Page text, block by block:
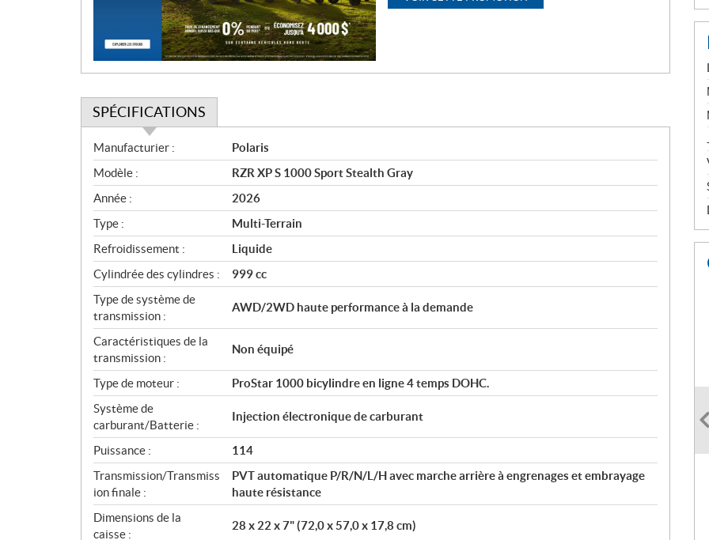
SPÉCIFICATIONS
S
p
é
c
i
f
i
c
a
t
i
o
n
s
Manufacturier :
Polaris
Modèle :
RZR XP S 1000 Sport Stealth Gray
Année :
2026
Type :
Multi-Terrain
Refroidissement :
Liquide
Cylindrée des cylindres :
999 cc
Type de système de
transmission :
AWD/2WD haute performance à la demande
Caractéristiques de la
transmission :
Non équipé
Type de moteur :
ProStar 1000 bicylindre en ligne 4 temps DOHC.
Système de
carburant/Batterie :
Injection électronique de carburant
Puissance :
114
Transmission/Transmiss
ion finale :
PVT automatique P/R/N/L/H avec marche arrière à engrenages et embrayage
haute résistance
Dimensions de la
caisse :
28 x 22 x 7" (72,0 x 57,0 x 17,8 cm)